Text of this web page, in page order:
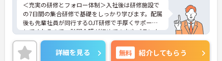
＜充実の研修とフォロー体制＞入社後は研修施設で
の7日間の集合研修で基礎をしっかり学びます。配属
後も先輩社員が同行するOJT研修で手厚くサポート
してくれるので、訪問介護が初めての方やブランク
がある方も安心してスタートできます。定期的なフ
ォローアップ研修もあり、日々の業務で生まれた不
安や悩みを解消しながら、着実に成長していける職
詳細を見る 無料 紹介してもらう